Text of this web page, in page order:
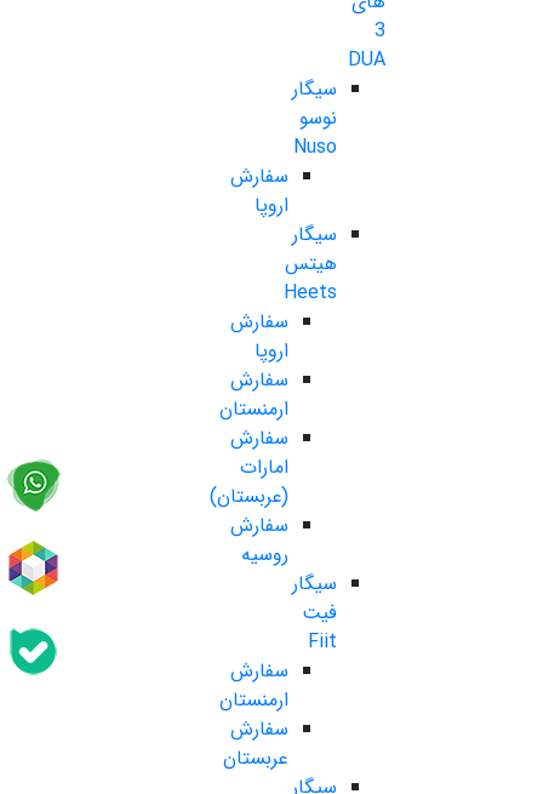
3
DUA
سیگار
نوسو
Nuso
سفارش
اروپا
سیگار
هیتس
Heets
سفارش
اروپا
سفارش
ارمنستان
سفارش
امارات
(عربستان)
سفارش
روسیه
سیگار
فیت
Fiit
سفارش
ارمنستان
سفارش
عربستان
سیگار